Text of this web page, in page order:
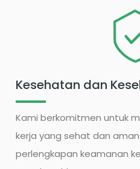
Kesehatan dan
Kami berkomitmen untuk
kerja yang sehat dan
perlengkapan keamanan